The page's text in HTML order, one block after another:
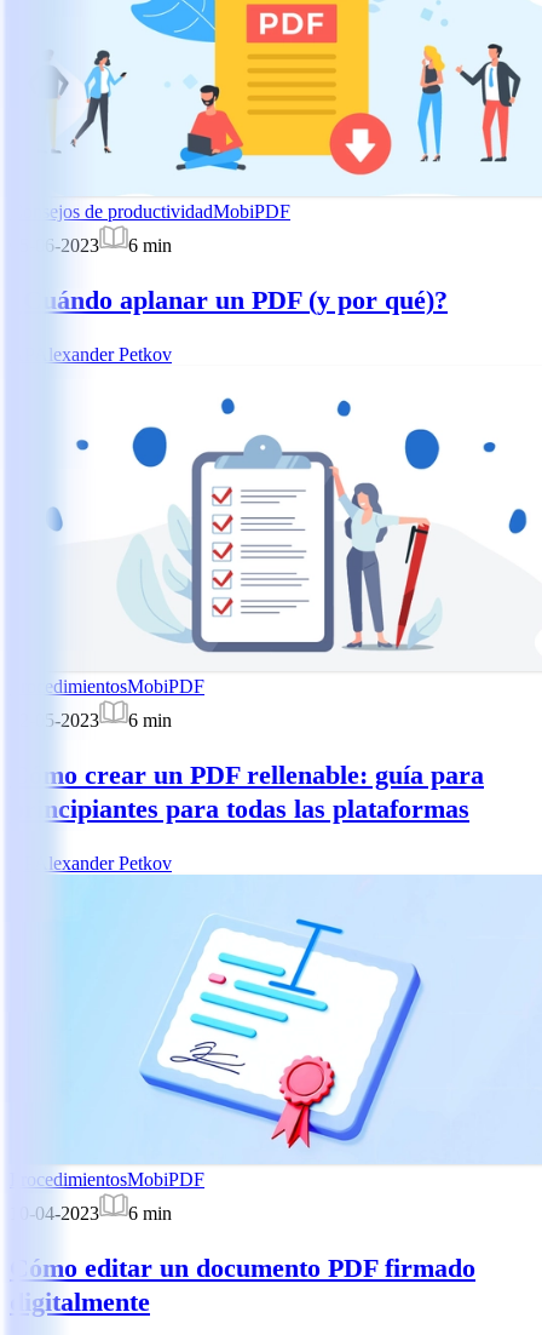
Consejos de productividadMobiPDF
05-06-2023
6 min
¿Cuándo aplanar un PDF (y por qué)?
Alexander Petkov
ProcedimientosMobiPDF
22-05-2023
6 min
Cómo crear un PDF rellenable: guía para
principiantes para todas las plataformas
Alexander Petkov
ProcedimientosMobiPDF
10-04-2023
6 min
Cómo editar un documento PDF firmado
digitalmente